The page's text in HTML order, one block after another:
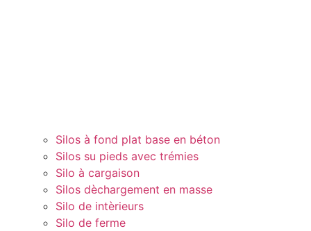
Silos à fond plat base en béton
Silos su pieds avec trémies
Silo à cargaison
Silos dèchargement en masse
Silo de intèrieurs
Silo de ferme